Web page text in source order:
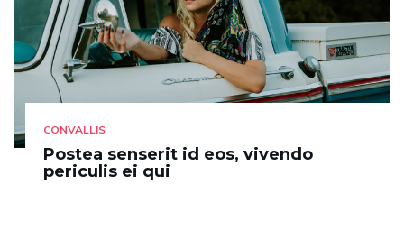
CONVALLIS
Postea senserit id eos, vivendo
periculis ei qui